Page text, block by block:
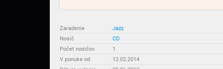
Zaradenie : Jazz
Nosič
: CD
Počet nosičov
: 1
V ponuke od
: 12.02.2014